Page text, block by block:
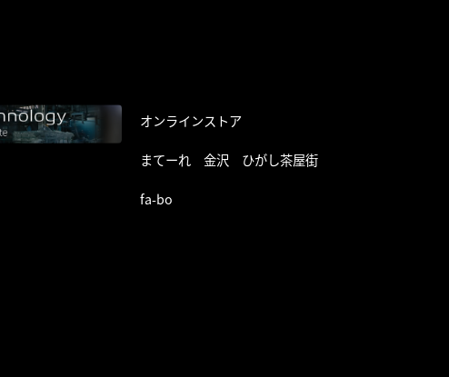
オンラインストア
まてーれ 金沢 ひがし茶屋街
fa-bo